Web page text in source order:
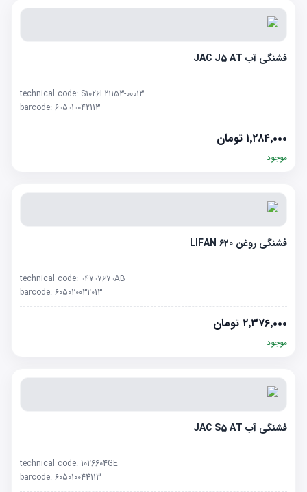
فشنگی آب JAC J5 AT
technical code: S1026L21153-00013
barcode: 605010042113
۱٬۲۸۴٬۰۰۰ تومان
موجود
فشنگی روغن LIFAN 620
technical code: 04707670AB
barcode: 605020032013
۲٬۳۷۶٬۰۰۰ تومان
موجود
فشنگی آب JAC S5 AT
technical code: 1026604GE
barcode: 605010044113